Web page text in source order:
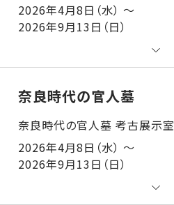
2026年4月8日（水） ～
2026年9月13日（日）
奈良時代の官人墓
奈良時代の官人墓 考古展示室
2026年4月8日（水） ～
2026年9月13日（日）